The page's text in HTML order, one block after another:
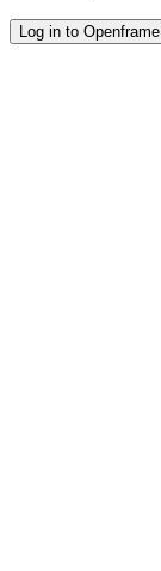
Log in to Openframe